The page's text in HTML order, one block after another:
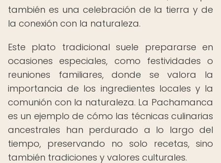
también es una celebración de la tierra y de
la conexión con la naturaleza.
Este plato tradicional suele prepararse en
ocasiones especiales, como festividades o
reuniones familiares, donde se valora la
importancia de los ingredientes locales y la
comunión con la naturaleza. La Pachamanca
es un ejemplo de cómo las técnicas culinarias
ancestrales han perdurado a lo largo del
tiempo, preservando no solo recetas, sino
también tradiciones y valores culturales.